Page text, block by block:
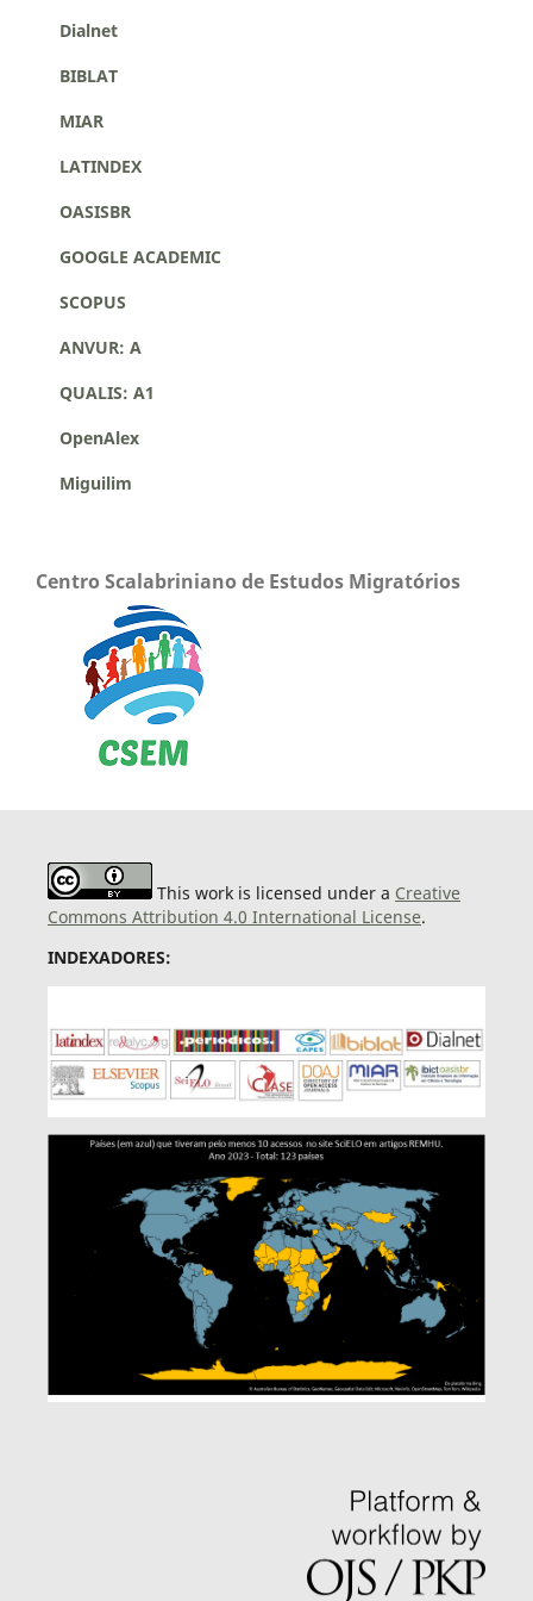
Dialnet
BIBLAT
MIAR
LATINDEX
OASISBR
GOOGLE ACADEMIC
SCOPUS
ANVUR: A
QUALIS: A1
OpenAlex
Miguilim
Centro Scalabriniano de Estudos Migratórios
This work is licensed under a Creative
Commons Attribution 4.0 International License.
INDEXADORES: